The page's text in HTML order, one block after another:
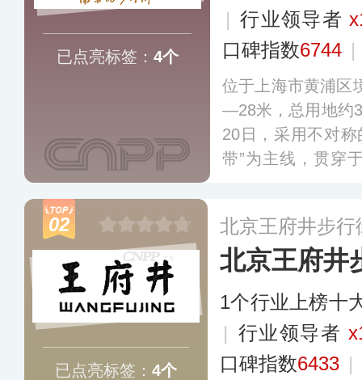
已点亮标签： 4个
| 行业领导者
口碑指数6744 |
位于上海市黄浦区
—28米，总用地约
20日，采用不对
带”为主线，贯穿
02
已点亮标签： 4个
北京王府井步行
北京王府井
1个行业上榜十
| 行业领导者
口碑指数6433 |